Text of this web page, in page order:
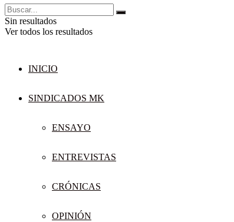
Sin resultados
Ver todos los resultados
INICIO
SINDICADOS MK
ENSAYO
ENTREVISTAS
CRÓNICAS
OPINIÓN